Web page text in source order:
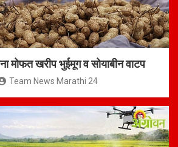
मोफत खरीप भुईमूग व सोयाबीन वाटप
Team News Marathi 24